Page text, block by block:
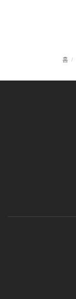
홈